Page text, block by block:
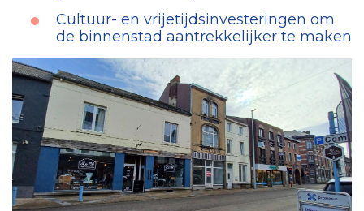
Cultuur- en vrijetijdsinvesteringen om
de binnenstad aantrekkelijker te maken